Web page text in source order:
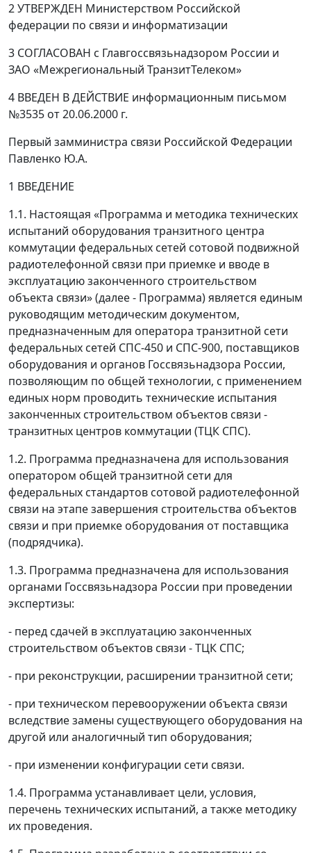
2 УТВЕРЖДЕН Министерством Российской
федерации по связи и информатизации
3 СОГЛАСОВАН с Главгоссвязьнадзором России и
ЗАО «Межрегиональный ТранзитТелеком»
4 ВВЕДЕН В ДЕЙСТВИЕ информационным письмом
№3535 от 20.06.2000 г.
Первый замминистра связи Российской Федерации
Павленко Ю.А.
1 ВВЕДЕНИЕ
1.1. Настоящая «Программа и методика технических
испытаний оборудования транзитного центра
коммутации федеральных сетей сотовой подвижной
радиотелефонной связи при приемке и вводе в
эксплуатацию законченного строительством
объекта связи» (далее - Программа) является единым
руководящим методическим документом,
предназначенным для оператора транзитной сети
федеральных сетей СПС-450 и СПС-900, поставщиков
оборудования и органов Госсвязьнадзора России,
позволяющим по общей технологии, с применением
единых норм проводить технические испытания
законченных строительством объектов связи -
транзитных центров коммутации (ТЦК СПС).
1.2. Программа предназначена для использования
оператором общей транзитной сети для
федеральных стандартов сотовой радиотелефонной
связи на этапе завершения строительства объектов
связи и при приемке оборудования от поставщика
(подрядчика).
1.3. Программа предназначена для использования
органами Госсвязьнадзора России при проведении
экспертизы:
- перед сдачей в эксплуатацию законченных
строительством объектов связи - ТЦК СПС;
- при реконструкции, расширении транзитной сети;
- при техническом перевооружении объекта связи
вследствие замены существующего оборудования на
другой или аналогичный тип оборудования;
- при изменении конфигурации сети связи.
1.4. Программа устанавливает цели, условия,
перечень технических испытаний, а также методику
их проведения.